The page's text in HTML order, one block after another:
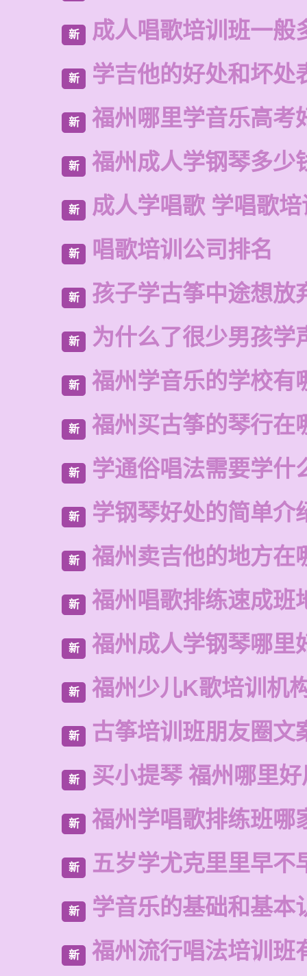
新 成人唱歌培训班一般
新 学吉他的好处和坏处
新 福州哪里学音乐高考
新 福州成人学钢琴多少
新 成人学唱歌 学唱歌
新 唱歌培训公司排名
新 孩子学古筝中途想放
新 为什么了很少男孩学
新 福州学音乐的学校有
新 福州买古筝的琴行在
新 学通俗唱法需要学什
新 学钢琴好处的简单介
新 福州卖吉他的地方在
新 福州唱歌排练速成班
新 福州成人学钢琴哪里
新 福州少儿K歌培训机
新 古筝培训班朋友圈文
新 买小提琴 福州哪里
新 福州学唱歌排练班哪
新 五岁学尤克里里早不
新 学音乐的基础和基本
新 福州流行唱法培训班